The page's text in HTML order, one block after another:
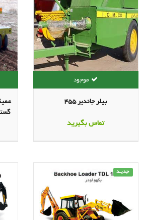
بیلر جاندیر 455
تماس بگیرید
جدیـد